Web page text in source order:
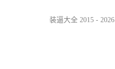
装逼大全 2015 - 2026